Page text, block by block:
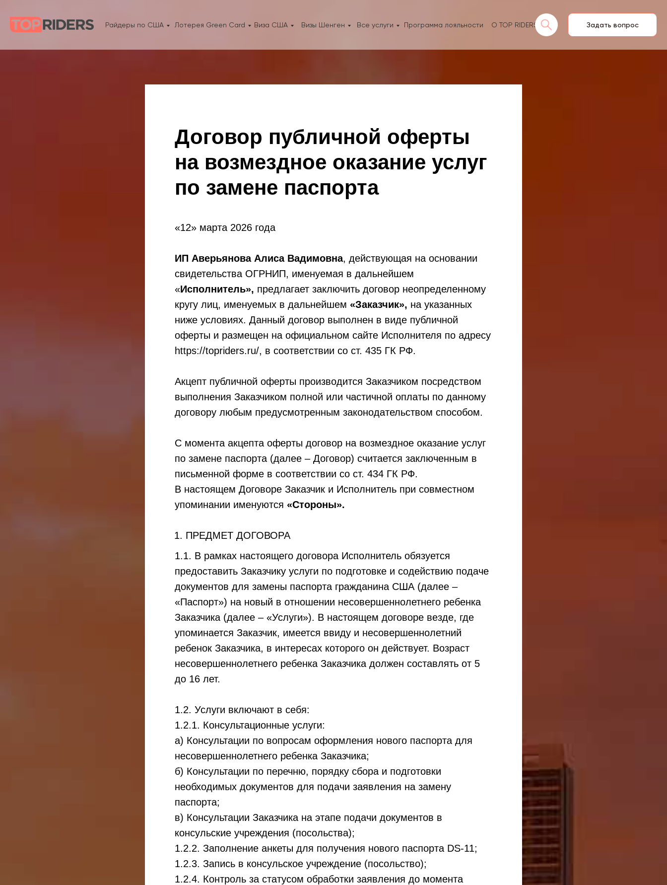
Задать вопрос
Райдеры по США Лотерея Green Card Виза США Визы Шенген Все услуги О TOP RIDERS
Программа лояльности
Договор публичной оферты
на возмездное оказание услуг
по замене паспорта
«12» марта 2026 года
ИП Аверьянова Алиса Вадимовна, действующая на основании
свидетельства ОГРНИП, именуемая в дальнейшем
«Исполнитель», предлагает заключить договор неопределенному
кругу лиц, именуемых в дальнейшем «Заказчик», на указанных
ниже условиях. Данный договор выполнен в виде публичной
оферты и размещен на официальном сайте Исполнителя по адресу
https://topriders.ru/, в соответствии со ст. 435 ГК РФ.
Акцепт публичной оферты производится Заказчиком посредством
выполнения Заказчиком полной или частичной оплаты по данному
договору любым предусмотренным законодательством способом.
С момента акцепта оферты договор на возмездное оказание услуг
по замене паспорта (далее – Договор) считается заключенным в
письменной форме в соответствии со ст. 434 ГК РФ.
В настоящем Договоре Заказчик и Исполнитель при совместном
упоминании именуются «Стороны».
ПРЕДМЕТ ДОГОВОРА
1.1. В рамках настоящего договора Исполнитель обязуется
предоставить Заказчику услуги по подготовке и содействию подаче
документов для замены паспорта гражданина США (далее –
«Паспорт») на новый в отношении несовершеннолетнего ребенка
Заказчика (далее – «Услуги»). В настоящем договоре везде, где
упоминается Заказчик, имеется ввиду и несовершеннолетний
ребенок Заказчика, в интересах которого он действует. Возраст
несовершеннолетнего ребенка Заказчика должен составлять от 5
до 16 лет.
1.2. Услуги включают в себя:
1.2.1. Консультационные услуги:
а) Консультации по вопросам оформления нового паспорта для
несовершеннолетнего ребенка Заказчика;
б) Консультации по перечню, порядку сбора и подготовки
необходимых документов для подачи заявления на замену
паспорта;
в) Консультации Заказчика на этапе подачи документов в
консульские учреждения (посольства);
1.2.2. Заполнение анкеты для получения нового паспорта DS-11;
1.2.3. Запись в консульское учреждение (посольство);
1.2.4. Контроль за статусом обработки заявления до момента